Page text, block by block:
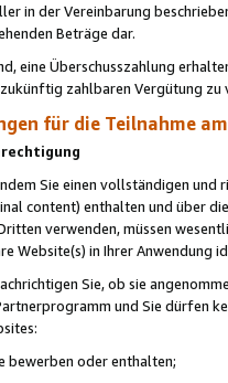
in der Vereinbarung
Beträge dar.
eine Überschusszahlung
zahlbaren Vergütung zu
für die Teilnahme
Sie einen vollständigen
content) enthalten und über
verwenden, müssen
Website(s) in Ihrer Anwendung
Sie, ob sie
und Sie dürfen
bewerben oder enthalten;